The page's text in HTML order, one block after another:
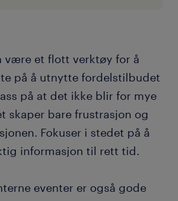
være et flott verktøy for å
på å utnytte fordelstilbudet
på at det ikke blir for mye
skaper bare frustrasjon og
Fokuser i stedet på å
informasjon til rett tid.
eventer er også gode